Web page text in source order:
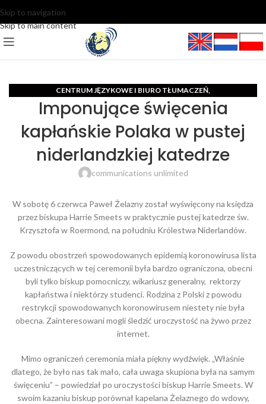
Skip to navigation
Skip to main content
CENTRUM JĘZYKOWE I BIURO TŁUMACZEŃ
EUROPA ŚRODKOWO-WSCHODNIA
Imponujące święcenia
kapłańskie Polaka w pustej
niderlandzkiej katedrze
communications unlimited
W sobotę 6 czerwca Paweł Żelazny został wyświęcony na księdza
przez biskupa Harrie Smeets w praktycznie pustej katedrze św.
Krzysztofa w Roermond, na południu Królestwa Niderlandów.
Z powodu obostrzeń spowodowanych epidemią koronowirusa lista
uczestniczących w tej ceremonii była bardzo ograniczona, obecni
byli tylko biskup pomocniczy, wikariusz generalny, rektorzy
kapłaństwa i niektórzy studenci. Rodzina z Polski z powodu
restrykcji spowodowanych koronowirusem niestety nie była
obecna. Zainteresowani mogli śledzić uroczystość na żywo przez
internet.
Mimo ograniczeń ceremonia miała piękny wydźwięk. „Właśnie
dlatego, że było nas tak mało, cała uwaga skupiona była na samym
święceniu” – powiedział po uroczystości biskup Harrie Smeets. W
swoim kazaniu biskup porównał kapelana Żelaznego do wdowy,